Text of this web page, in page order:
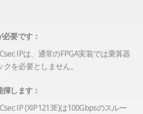
要です：
IPは、通常のFPGA実装では乗算器
を必要としません。
します：
IP (XIP1213E)は100Gbpsのスルー